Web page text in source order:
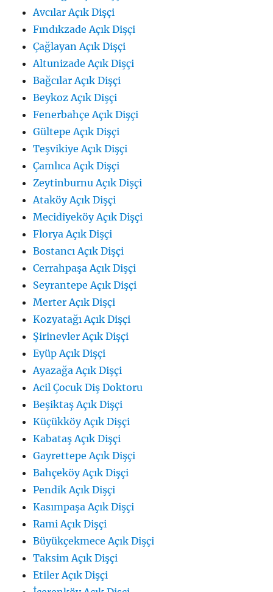
Avcılar Açık Dişçi
Fındıkzade Açık Dişçi
Çağlayan Açık Dişçi
Altunizade Açık Dişçi
Bağcılar Açık Dişçi
Beykoz Açık Dişçi
Fenerbahçe Açık Dişçi
Gültepe Açık Dişçi
Teşvikiye Açık Dişçi
Çamlıca Açık Dişçi
Zeytinburnu Açık Dişçi
Ataköy Açık Dişçi
Mecidiyeköy Açık Dişçi
Florya Açık Dişçi
Bostancı Açık Dişçi
Cerrahpaşa Açık Dişçi
Seyrantepe Açık Dişçi
Merter Açık Dişçi
Kozyatağı Açık Dişçi
Şirinevler Açık Dişçi
Eyüp Açık Dişçi
Ayazağa Açık Dişçi
Acil Çocuk Diş Doktoru
Beşiktaş Açık Dişçi
Küçükköy Açık Dişçi
Kabataş Açık Dişçi
Gayrettepe Açık Dişçi
Bahçeköy Açık Dişçi
Pendik Açık Dişçi
Kasımpaşa Açık Dişçi
Rami Açık Dişçi
Büyükçekmece Açık Dişçi
Taksim Açık Dişçi
Etiler Açık Dişçi